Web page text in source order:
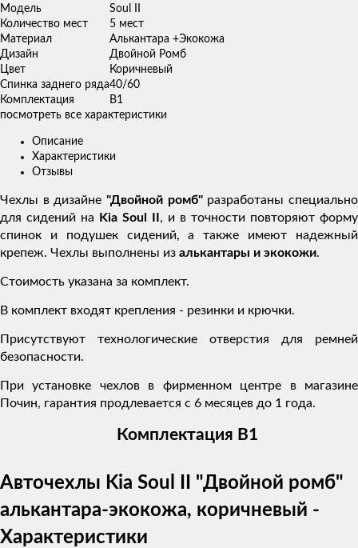
Модель
Soul II
Количество мест
5 мест
Материал
Алькантара +Экокожа
Дизайн
Двойной Ромб
Цвет
Коричневый
Спинка заднего ряда40/60
Комплектация
В1
посмотреть все характеристики
Описание
Характеристики
Отзывы
Чехлы в дизайне "Двойной ромб"разработаны специально
для сидений на
Kia Soul II , и в точности повторяют форму
спинок и подушек сидений, а также имеют надежный
крепеж. Чехлы выполнены из алькантары и экокожи.
Стоимость указана за комплект.
В комплект входят крепления - резинки и крючки.
Присутствуют технологические отверстия для ремней
безопасности.
При установке чехлов в фирменном центре в магазине
Почин, гарантия продлевается с 6 месяцев до 1 года.
Комплектация В1
Авточехлы Kia Soul II "Двойной ромб"
алькантара-экокожа, коричневый -
Характеристики